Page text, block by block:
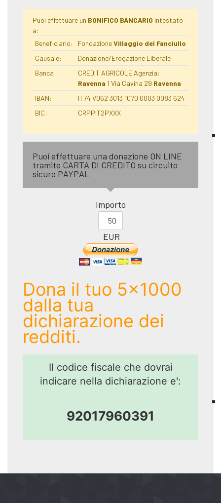
Puoi effettuare un BONIFICO BANCARIO intestato
a:
Beneficiario:
FondazioneVillaggio del Fanciullo
Causale:
Donazione/Erogazione Liberale
Banca:
CREDIT AGRICOLE Agenzia:
Ravenna 1 Via Cavina 29 Ravenna
IBAN:
IT74 V062 3013 1070 0003 0083 624
BIC:
CRPPIT2PXXX
Puoi effettuare una donazione ON LINE
tramite CARTA DI CREDITO su circuito
sicuro PAYPAL
Importo
EUR
Dona il tuo 5x1000
dalla tua
dichiarazione dei
redditi.
Il codice fiscale che dovrai
indicare nella dichiarazione e':
92017960391